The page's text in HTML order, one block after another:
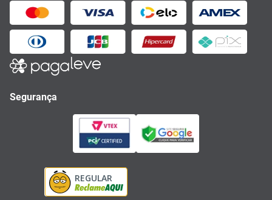
Segurança